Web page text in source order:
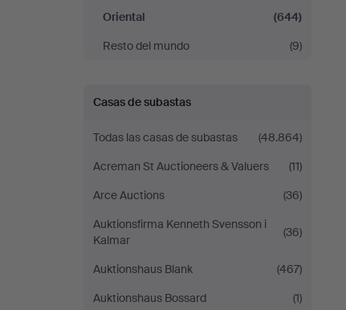
Oriental
(644)
Resto del mundo
(9)
Casas de subastas
Todas las casas de subastas
(48.864)
Acreman St Auctioneers & Valuers
(11)
Arce Auctions
(36)
Auktionsfirma Kenneth Svensson i
Kalmar
(36)
Auktionshaus Blank
(467)
Auktionshaus Bossard
(1)